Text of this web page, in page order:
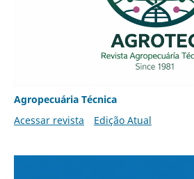
Agropecuária Técnica
Acessar revista
Edição Atual